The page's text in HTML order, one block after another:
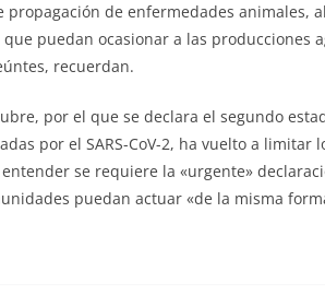
de enfermedades animales,
puedan ocasionar a las producciones
recuerdan.
por el que se declara el segundo
por el SARS-CoV-2, ha vuelto a limitar
se requiere la «urgente»
puedan actuar «de la misma